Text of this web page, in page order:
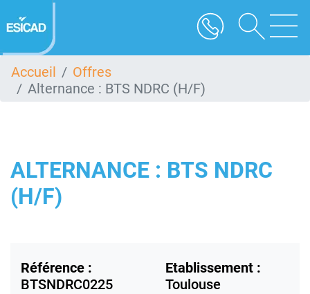
au
contenu
Accueil
Offres
Alternance : BTS NDRC (H/F)
ALTERNANCE : BTS NDRC
(H/F)
Référence :
BTSNDRC0225
Etablissement :
Toulouse